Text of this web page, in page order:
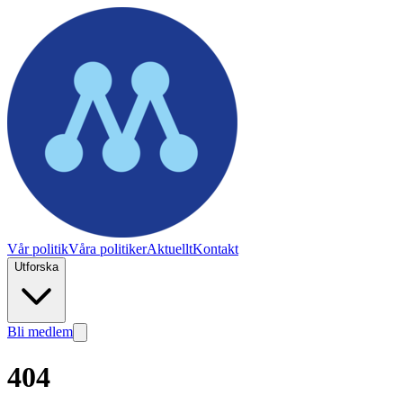
Vår politikVåra politikerAktuelltKontakt
Utforska
Bli medlem
404